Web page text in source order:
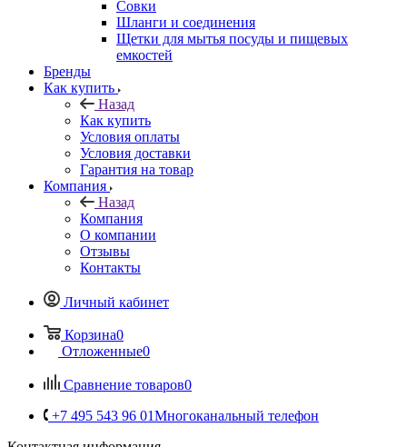
Совки
Шланги и соединения
Щетки для мытья посуды и пищевых
емкостей
Бренды
Как купить
Назад
Как купить
Условия оплаты
Условия доставки
Гарантия на товар
Компания
Назад
Компания
О компании
Отзывы
Контакты
Личный кабинет
Корзина0
Отложенные0
Сравнение товаров0
+7 495 543 96 01Многоканальный телефон